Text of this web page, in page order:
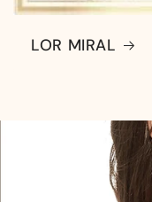
LOR MIRAL